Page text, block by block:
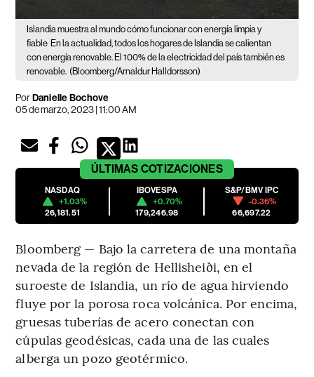
Islandia muestra al mundo cómo funcionar con energía limpia y
fiable En la actualidad, todos los hogares de Islandia se calientan
con energía renovable. El 100% de la electricidad del país también es
renovable. (Bloomberg/Arnaldur Halldorsson)
PorDanielle Bochove
05 de marzo, 2023 | 11:00 AM
ÚLTIMAS COTIZACIONES
NASDAQ
+1.03%
26,181.51
IBOVESPA
+0.70%
179,246.98
S&P/BMV IPC
-0.36%
66,697.22
Bloomberg — Bajo la carretera de una montaña
nevada de la región de Hellisheiði, en el
suroeste de Islandia, un río de agua hirviendo
fluye por la porosa roca volcánica. Por encima,
gruesas tuberías de acero conectan con
cúpulas geodésicas, cada una de las cuales
alberga un pozo geotérmico.